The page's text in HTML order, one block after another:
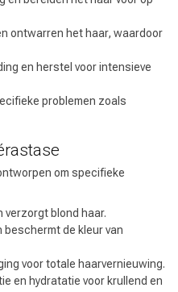
ontwarren het haar, waardoor
en herstel voor intensieve
problemen zoals
om specifieke
verzorgt blond haar.
beschermt de kleur van
voor totale haarvernieuwing.
en hydratatie voor krullend en